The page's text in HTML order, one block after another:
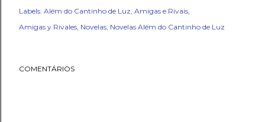
Labels: Além do Cantinho de Luz Amigas e Rivais
Amigas y Rivales Novelas Novelas Além do Cantinho de Luz
COMENTÁRIOS